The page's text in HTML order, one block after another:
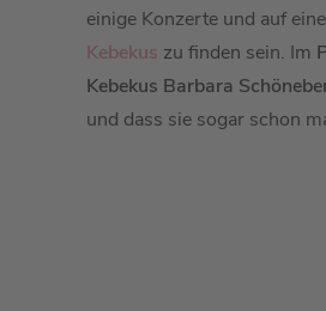
einige Konzerte und auf
Kebekus zu finden sein. Im
Kebekus Barbara
und dass sie sogar schon